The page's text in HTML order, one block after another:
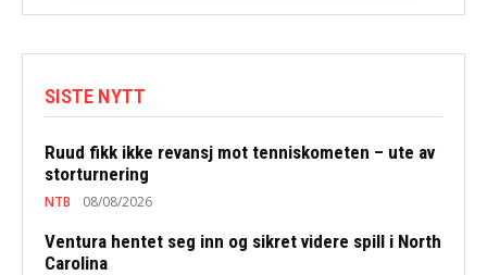
SISTE NYTT
Ruud fikk ikke revansj mot tenniskometen – ute av
storturnering
NTB 08/08/2026
Ventura hentet seg inn og sikret videre spill i North
Carolina